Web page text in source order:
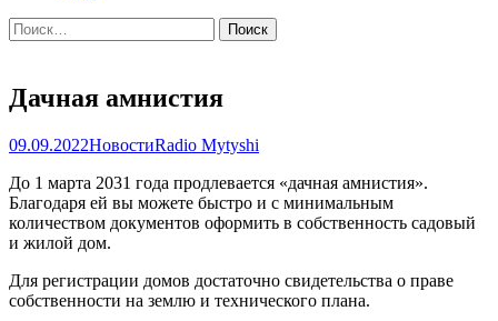
Найти:
Дачная амнистия
09.09.2022НовостиRadio Mytyshi
До 1 марта 2031 года продлевается «дачная амнистия».
Благодаря ей вы можете быстро и с минимальным
количеством документов оформить в собственность садовый
и жилой дом.
Для регистрации домов достаточно свидетельства о праве
собственности на землю и технического плана.